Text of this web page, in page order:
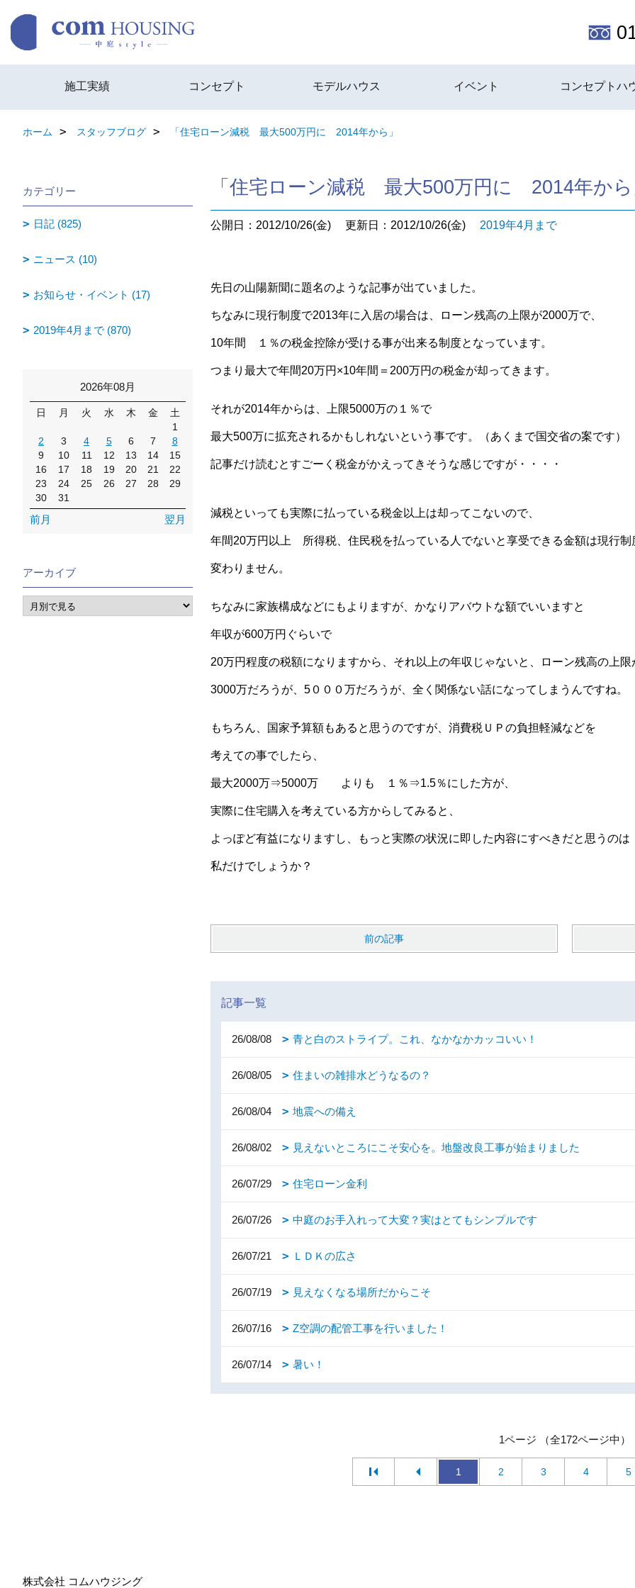
施工実績 コンセプト モデルハウス イベント コンセプトハ
ホーム スタッフブログ 「住宅ローン減税 最大500万円に 2014年から」
「住宅ローン減税 最大500万円に 2014年か
公開日：2012/10/26(金) 更新日：2012/10/26(金) 2019年4月まで
先日の山陽新聞に題名のような記事が出ていました。
ちなみに現行制度で2013年に入居の場合は、ローン残高の上限が2000万で、
10年間 １％の税金控除が受ける事が出来る制度となっています。
つまり最大で年間20万円×10年間＝200万円の税金が却ってきます。
それが2014年からは、上限5000万の１％で
最大500万に拡充されるかもしれないという事です。（あくまで国交省の案です）
記事だけ読むとすごーく税金がかえってきそうな感じですが・・・・
減税といっても実際に払っている税金以上は却ってこないので、
年間20万円以上 所得税、住民税を払っている人でないと享受できる金額は現行制
変わりません。
ちなみに家族構成などにもよりますが、かなりアバウトな額でいいますと
年収が600万円ぐらいで
20万円程度の税額になりますから、それ以上の年収じゃないと、ローン残高の上限
3000万だろうが、5０００万だろうが、全く関係ない話になってしまうんですね。
もちろん、国家予算額もあると思うのですが、消費税ＵＰの負担軽減などを
考えての事でしたら、
最大2000万⇒5000万 よりも １％⇒1.5％にした方が、
実際に住宅購入を考えている方からしてみると、
よっぽど有益になりますし、もっと実際の状況に即した内容にすべきだと思うのは
私だけでしょうか？
前の記事
記事一覧
26/08/08 青と白のストライプ。これ、なかなかカッコいい！
26/08/05 住まいの雑排水どうなるの？
26/08/04 地震への備え
26/08/02 見えないところにこそ安心を。地盤改良工事が始まりました
26/07/29 住宅ローン金利
26/07/26 中庭のお手入れって大変？実はとてもシンプルです
26/07/21 ＬＤＫの広さ
26/07/19 見えなくなる場所だからこそ
26/07/16 Z空調の配管工事を行いました！
26/07/14 暑い！
1ページ （全172ページ中）
1 2 3 4 5
カテゴリー
日記 (825)
ニュース (10)
お知らせ・イベント (17)
2019年4月まで (870)
2026年08月
日 月 火 水 木 金
土
1
2
3 4 5 6 7
8
9
10 11 12 13 14
15
16
17 18 19 20 21
22
23
24 25 26 27 28
29
30
31
前月 翌月
アーカイブ
株式会社 コムハウジング